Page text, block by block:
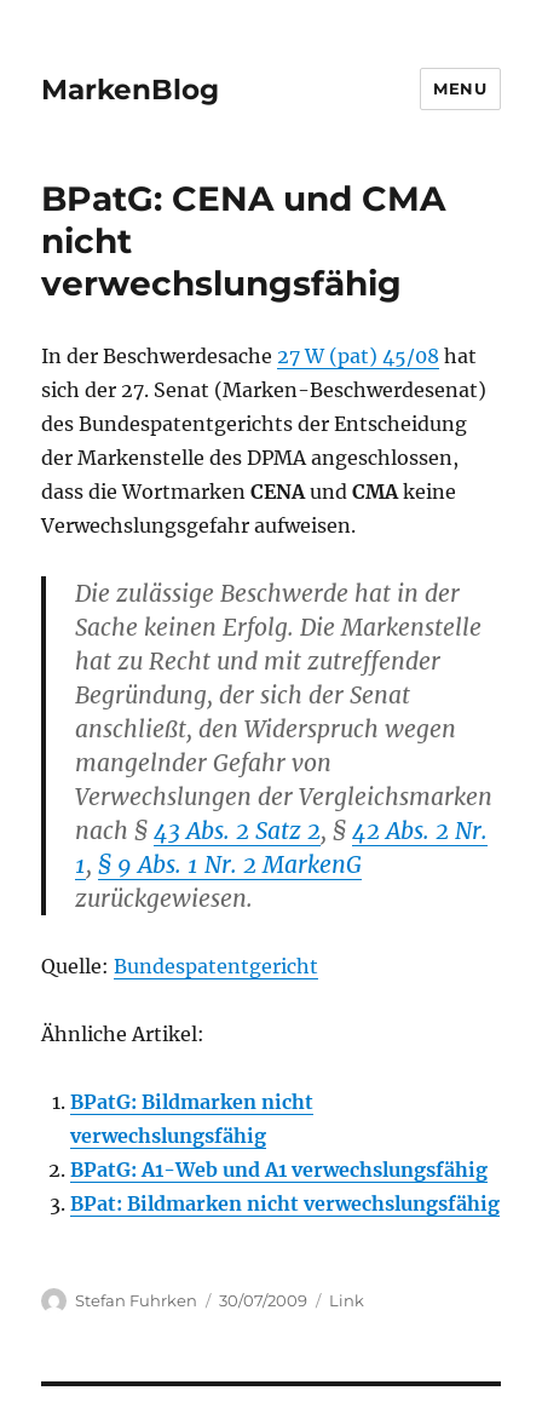
MarkenBlog MENU
BPatG: CENA und CMA
nicht
verwechslungsfähig
In der Beschwerdesache27 W (pat) 45/08 hat
sich der 27. Senat (Marken-Beschwerdesenat)
des Bundespatentgerichts der Entscheidung
der Markenstelle des DPMA angeschlossen,
dass die WortmarkenCENAundCMAkeine
Verwechslungsgefahr aufweisen.
Die zulässige Beschwerde hat in der
Sache keinen Erfolg. Die Markenstelle
hat zu Recht und mit zutreffender
Begründung, der sich der Senat
anschließt, den Widerspruch wegen
mangelnder Gefahr von
Verwechslungen der Vergleichsmarken
nach §43 Abs. 2 Satz 2, §42 Abs. 2 Nr.
1,§ 9 Abs. 1 Nr. 2 MarkenG
zurückgewiesen.
Quelle:Bundespatentgericht
Ähnliche Artikel:
BPatG: Bildmarken nicht
verwechslungsfähig
BPatG: A1-Web und A1 verwechslungsfähig
BPat: Bildmarken nicht verwechslungsfähig
Author
Stefan Fuhrken
Posted
30/07/2009 Categories
Link